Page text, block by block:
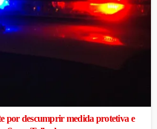
por descumprir medida protetiva e